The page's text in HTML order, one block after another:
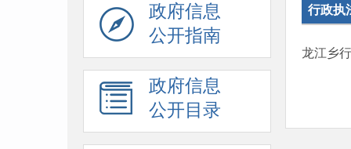
政府信息
公开指南
政府信息
公开目录
行政执
龙江乡